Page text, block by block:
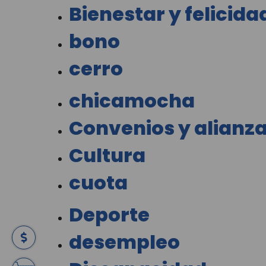
Bienestar y
bono
cerro
chicamocha
Convenios y
Cultura
cuota
Deporte
desempleo